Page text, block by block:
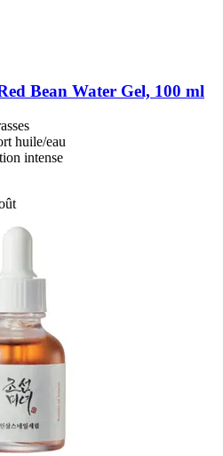
Bean Water Gel, 100 ml
huile/eau
intense